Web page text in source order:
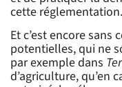
cette réglementation.
Et c’est encore
potentielles, qui ne
par exemple dans
d’agriculture, qu’en